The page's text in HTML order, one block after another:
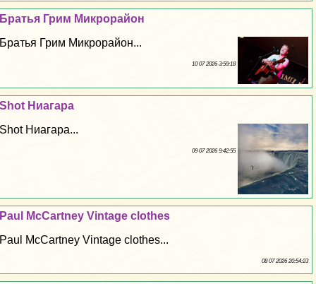
Братья Грим Микрорайон
Братья Грим Микрорайон...
10 07 2026 3:59:18
Shot Ниагара
Shot Ниагара...
09 07 2026 9:42:55
Paul McCartney Vintage clothes
Paul McCartney Vintage clothes...
08 07 2026 20:54:23